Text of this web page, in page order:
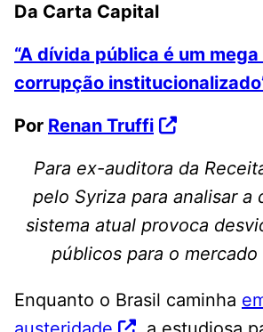
Da Carta Capital
“A dívida pública é um
corrupção
Por Renan Truffi
Para ex-auditora da
pelo Syriza para analisar a
sistema atual provoca
públicos para o
Enquanto o Brasil caminha